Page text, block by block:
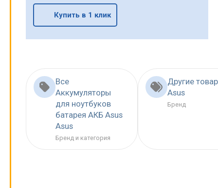
Купить в 1 клик
Все
Аккумуляторы
для ноутбуков
батарея АКБ Asus
Asus
Бренд и категория
Другие
Asus
Бренд